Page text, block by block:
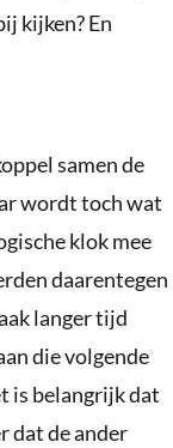
kijken? En
samen de
wordt toch wat
klok mee
daarentegen
langer tijd
die volgende
is belangrijk dat
dat de ander